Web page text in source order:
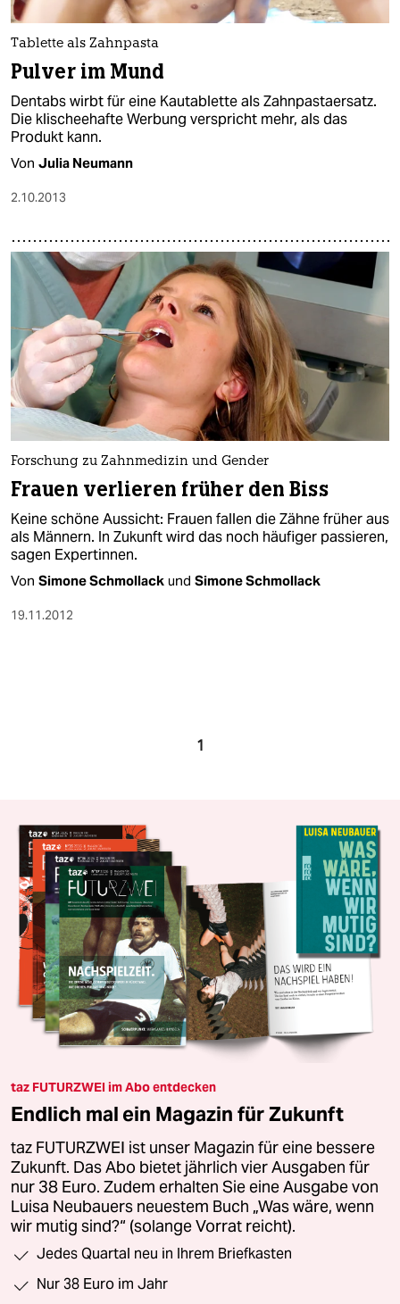
Tablette als Zahnpasta
Pulver im Mund
Dentabs wirbt für eine Kautablette als Zahnpastaersatz.
Die klischeehafte Werbung verspricht mehr, als das
Produkt kann.
Von Julia Neumann
2.10.2013
Forschung zu Zahnmedizin und Gender
Frauen verlieren früher den Biss
Keine schöne Aussicht: Frauen fallen die Zähne früher aus
als Männern. In Zukunft wird das noch häufiger passieren,
sagen Expertinnen.
Von Simone Schmollack und Simone Schmollack
19.11.2012
1
taz FUTURZWEI im Abo entdecken
Endlich mal ein Magazin für Zukunft
taz FUTURZWEI ist unser Magazin für eine bessere
Zukunft. Das Abo bietet jährlich vier Ausgaben für
nur 38 Euro. Zudem erhalten Sie eine Ausgabe von
Luisa Neubauers neuestem Buch „Was wäre, wenn
wir mutig sind?“ (solange Vorrat reicht).
Jedes Quartal neu in Ihrem Briefkasten
Nur 38 Euro im Jahr